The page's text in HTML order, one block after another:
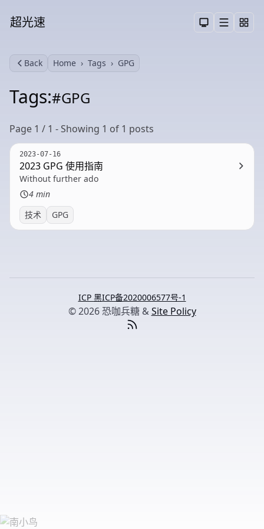
超光速 Menu
Back Home Tags GPG
Tags:#GPG
Page 1 / 1 - Showing 1 of 1 posts
2023-07-16
2023 GPG 使用指南
Without further ado
4 min
技术
GPG
ICP 黑ICP备2020006577号-1
© 2026 恐咖兵糖 &Site Policy